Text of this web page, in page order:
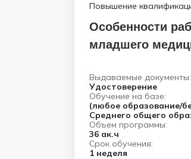
Повышение
Особенности
младшего
коронавирусной
COVID-19
Выдаваемые документы:
Удостоверение
Обучение на базе:
(любое образование/
Среднего общего
Объем программы:
36 ак.ч
Срок обучения:
1 неделя